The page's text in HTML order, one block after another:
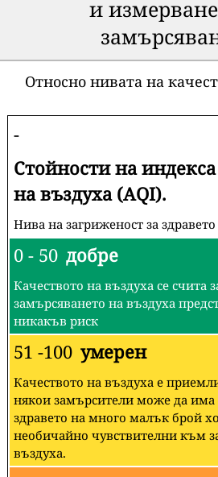
и
Относно нивата на
-
Стойности на индекса
на въздуха (AQI).
Нива на загриженост за здравето
0 - 50 добре
Качеството на въздуха се счита
замърсяването на въздуха
никакъв риск
51 -100 умерен
Качеството на въздуха е
някои замърсители може да има
здравето на много малък брой
необичайно чувствителни към
въздуха.